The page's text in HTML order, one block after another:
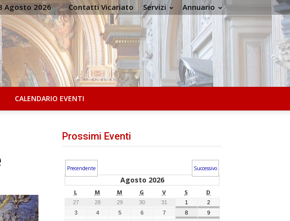
Agosto 2026 Contatti Vicariato Servizi Annuario
CALENDARIO EVENTI
Prossimi Eventi
Precendente Successivo
Agosto 2026
L M M G V S D
27 28 29 30 31 1
2
3
4 5 6 7 8
9